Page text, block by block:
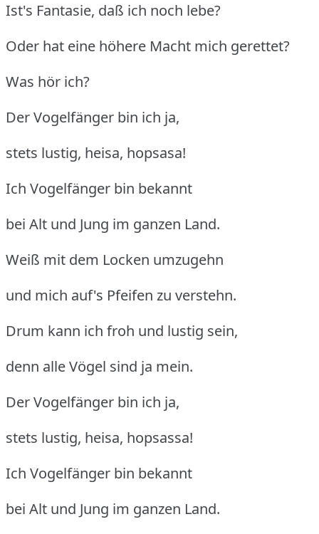
Ist's Fantasie, daß ich noch lebe?
Oder hat eine höhere Macht mich gerettet?
Was hör ich?
Der Vogelfänger bin ich ja,
stets lustig, heisa, hopsasa!
Ich Vogelfänger bin bekannt
bei Alt und Jung im ganzen Land.
Weiß mit dem Locken umzugehn
und mich auf's Pfeifen zu verstehn.
Drum kann ich froh und lustig sein,
denn alle Vögel sind ja mein.
Der Vogelfänger bin ich ja,
stets lustig, heisa, hopsassa!
Ich Vogelfänger bin bekannt
bei Alt und Jung im ganzen Land.